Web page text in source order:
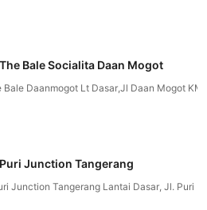
Bale Socialita Daan Mogot
Bale Daanmogot Lt Dasar,Jl Daan Mogot
Junction Tangerang
Junction Tangerang Lantai Dasar, Jl. Puri